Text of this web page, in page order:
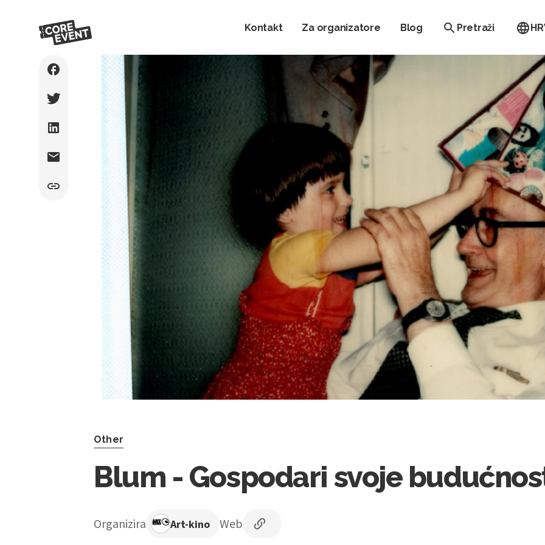
Kontakt Za organizatore Blog Pretraži
Other
Blum - Gospodari svoje
Organizira Art-kino Web